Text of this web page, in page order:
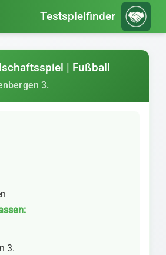
Testspielfinder
| Fußball
3.
3.